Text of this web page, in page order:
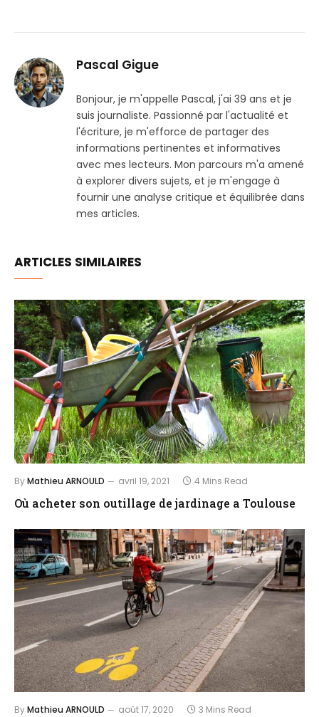
Pascal Gigue
Bonjour, je m'appelle Pascal, j'ai 39 ans et je
suis journaliste. Passionné par l'actualité et
l'écriture, je m'efforce de partager des
informations pertinentes et informatives
avec mes lecteurs. Mon parcours m'a amené
à explorer divers sujets, et je m'engage à
fournir une analyse critique et équilibrée dans
mes articles.
ARTICLES SIMILAIRES
ByMathieu ARNOULD avril 19, 2021 4 Mins Read
Où acheter son outillage de jardinage a Toulouse
ByMathieu ARNOULD août 17, 2020 3 Mins Read